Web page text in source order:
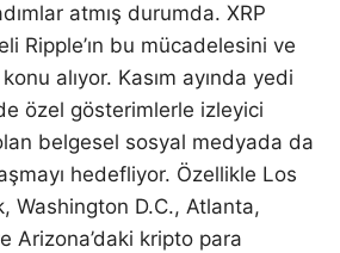
atmış durumda. XRP
Ripple’ın bu mücadelesini ve
alıyor. Kasım ayında yedi
özel gösterimlerle izleyici
belgesel sosyal medyada da
hedefliyor. Özellikle Los
Washington D.C., Atlanta,
Arizona’daki kripto para